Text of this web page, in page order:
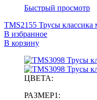
Быстрый просмотр
TMS2155 Трусы классика
В избранное
В корзину
ЦВЕТА:
РАЗМЕР1: